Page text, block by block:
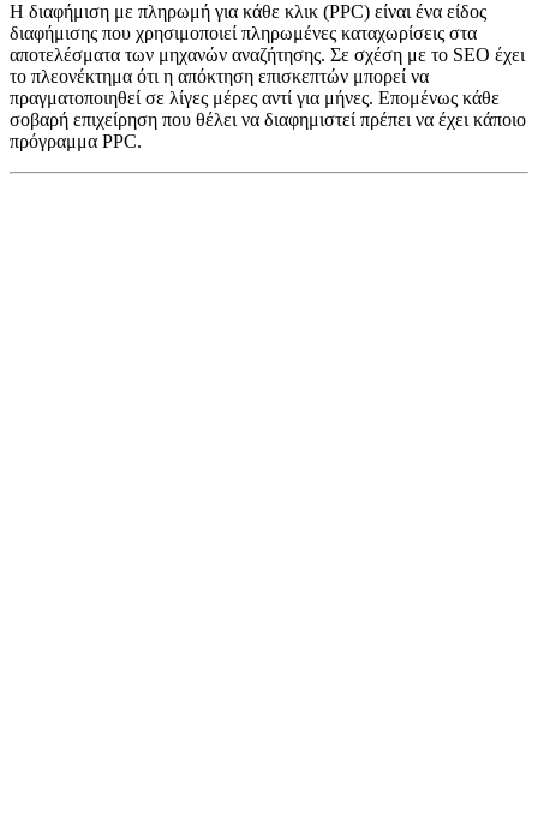
Η διαφήμιση με πληρωμή για κάθε κλικ (PPC) είναι ένα είδος
διαφήμισης που χρησιμοποιεί πληρωμένες καταχωρίσεις στα
αποτελέσματα των μηχανών αναζήτησης. Σε σχέση με το SEO έχει
το πλεονέκτημα ότι η απόκτηση επισκεπτών μπορεί να
πραγματοποιηθεί σε λίγες μέρες αντί για μήνες. Επομένως κάθε
σοβαρή επιχείρηση που θέλει να διαφημιστεί πρέπει να έχει κάποιο
πρόγραμμα PPC.